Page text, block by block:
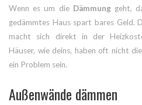
Wenn es um die Dämmung geht,
gedämmtes Haus spart bares Geld.
macht sich direkt in der
Häuser, wie deins, haben oft nicht
ein Problem sein.
Außenwände dämmen